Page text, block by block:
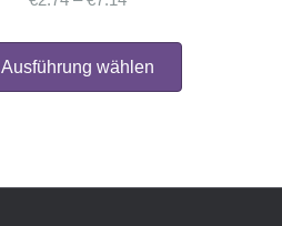
bis
€7.14
Ausführung wählen
weist